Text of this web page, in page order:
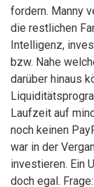
fordern. Manny
die restlichen
Intelligenz,
bzw. Nahe
darüber hinaus
Laufzeit auf
noch keinen
war in der
investieren. Ein
doch egal.